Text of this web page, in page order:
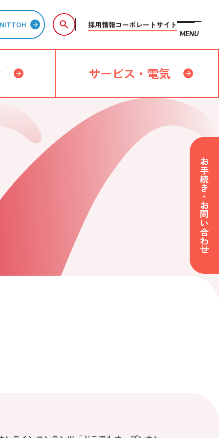
採用情報コーポレートサイト
MENU
サービス・電気
お手続き・お問い合わせ